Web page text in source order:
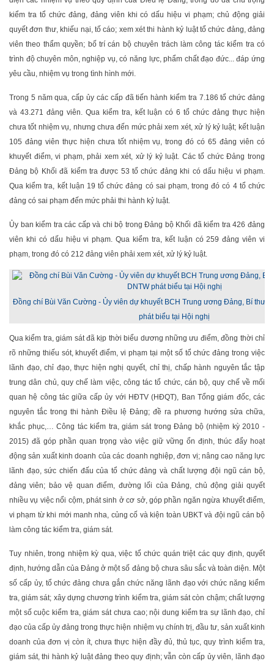
kiểm tra tổ chức đảng, đảng viên khi có dấu hiệu vi phạm; chủ động giải
quyết đơn thư, khiếu nại, tố cáo; xem xét thi hành kỷ luật tổ chức đảng, đảng
viên theo thẩm quyền; bố trí cán bộ chuyên trách làm công tác kiểm tra có
trình độ chuyên môn, nghiệp vụ, có năng lực, phẩm chất đạo đức... đáp ứng
yêu cầu, nhiệm vụ trong tình hình mới.
Trong 5 năm qua, cấp ủy các cấp đã tiến hành kiểm tra 7.186 tổ chức đảng
và 43.271 đảng viên. Qua kiểm tra, kết luận có 6 tổ chức đảng thực hiện
chưa tốt nhiệm vụ, nhưng chưa đến mức phải xem xét, xử lý kỷ luật; kết luận
105 đảng viên thực hiện chưa tốt nhiệm vụ, trong đó có 65 đảng viên có
khuyết điểm, vi phạm, phải xem xét, xử lý kỷ luật. Các tổ chức Đảng trong
Đảng bộ Khối đã kiểm tra được 53 tổ chức đảng khi có dấu hiệu vi phạm.
Qua kiểm tra, kết luận 19 tổ chức đảng có sai phạm, trong đó có 4 tổ chức
đảng có sai phạm đến mức phải thi hành kỷ luật.
Ủy ban kiểm tra các cấp và chi bộ trong Đảng bộ Khối đã kiểm tra 426 đảng
viên khi có dấu hiệu vi phạm. Qua kiểm tra, kết luận có 259 đảng viên vi
phạm, trong đó có 212 đảng viên phải xem xét, xử lý kỷ luật.
Đồng chí Bùi Văn Cường - Ủy viên dự khuyết BCH Trung ương Đảng, Bí thư
phát biểu tại Hội nghị
Qua kiểm tra, giám sát đã kịp thời biểu dương những ưu điểm, đồng thời chỉ
rõ những thiếu sót, khuyết điểm, vi phạm tại một số tổ chức đảng trong việc
lãnh đạo, chỉ đạo, thực hiện nghị quyết, chỉ thị, chấp hành nguyên tắc tập
trung dân chủ, quy chế làm việc, công tác tổ chức, cán bộ, quy chế về mối
quan hệ công tác giữa cấp ủy với HĐTV (HĐQT), Ban Tổng giám đốc, các
nguyên tắc trong thi hành Điều lệ Đảng; đề ra phương hướng sửa chữa,
khắc phục,… Công tác kiểm tra, giám sát trong Đảng bộ (nhiệm kỳ 2010 -
2015) đã góp phần quan trọng vào việc giữ vững ổn định, thúc đẩy hoạt
động sản xuất kinh doanh của các doanh nghiệp, đơn vị; nâng cao năng lực
lãnh đạo, sức chiến đấu của tổ chức đảng và chất lượng đội ngũ cán bộ,
đảng viên; bảo vệ quan điểm, đường lối của Đảng, chủ động giải quyết
nhiều vụ việc nổi cộm, phát sinh ở cơ sở, góp phần ngăn ngừa khuyết điểm,
vi phạm từ khi mới manh nha, củng cố và kiện toàn UBKT và đội ngũ cán bộ
làm công tác kiểm tra, giám sát.
Tuy nhiên, trong nhiệm kỳ qua, việc tổ chức quán triệt các quy định, quyết
định, hướng dẫn của Đảng ở một số đảng bộ chưa sâu sắc và toàn diện. Một
số cấp ủy, tổ chức đảng chưa gắn chức năng lãnh đạo với chức năng kiểm
tra, giám sát; xây dựng chương trình kiểm tra, giám sát còn chậm; chất lượng
một số cuộc kiểm tra, giám sát chưa cao; nội dung kiểm tra sự lãnh đạo, chỉ
đạo của cấp ủy đảng trong thực hiện nhiệm vụ chính trị, đầu tư, sản xuất kinh
doanh của đơn vị còn ít, chưa thực hiện đầy đủ, thủ tục, quy trình kiểm tra,
giám sát, thi hành kỷ luật đảng theo quy định; vẫn còn cấp ủy viên, lãnh đạo